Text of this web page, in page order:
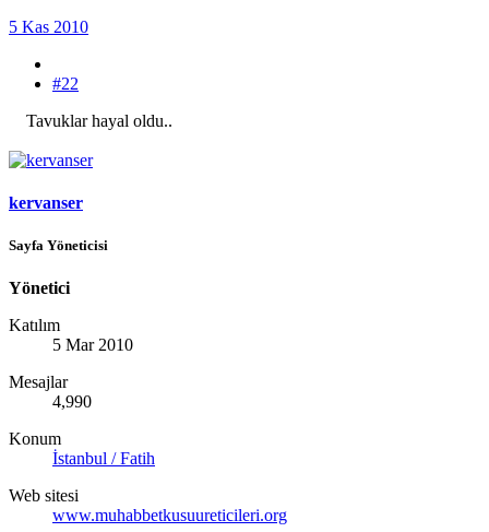
5 Kas 2010
#22
Tavuklar hayal oldu..
kervanser
Sayfa Yöneticisi
Yönetici
Katılım
5 Mar 2010
Mesajlar
4,990
Konum
İstanbul / Fatih
Web sitesi
www.muhabbetkusuureticileri.org